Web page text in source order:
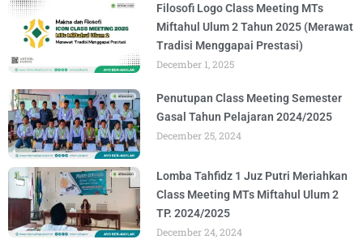
Filosofi Logo Class Meeting MTs
Miftahul Ulum 2 Tahun 2025 (Merawat
Tradisi Menggapai Prestasi)
December 1, 2025
Penutupan Class Meeting Semester
Gasal Tahun Pelajaran 2024/2025
December 25, 2024
Lomba Tahfidz 1 Juz Putri Meriahkan
Class Meeting MTs Miftahul Ulum 2
TP. 2024/2025
December 24, 2024